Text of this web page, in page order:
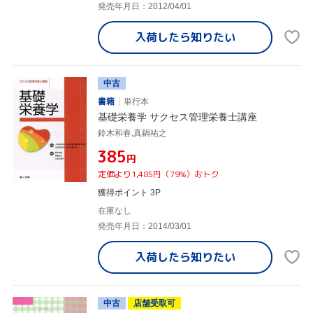
発売年月日：2012/04/01
入荷したら知りたい
中古
書籍
単行本
基礎栄養学 サクセス管理栄養士講座
鈴木和春,真鍋祐之
¥385円
定価より1,485円（79%）おトク
獲得ポイント 3P
在庫なし
発売年月日：2014/03/01
入荷したら知りたい
中古
店舗受取可